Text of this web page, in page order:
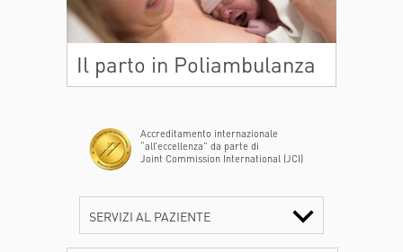
Il parto in Poliambulanza
Accreditamento internazionale
“all’eccellenza” da parte di
Joint Commission International (JCI)
SERVIZI AL PAZIENTE